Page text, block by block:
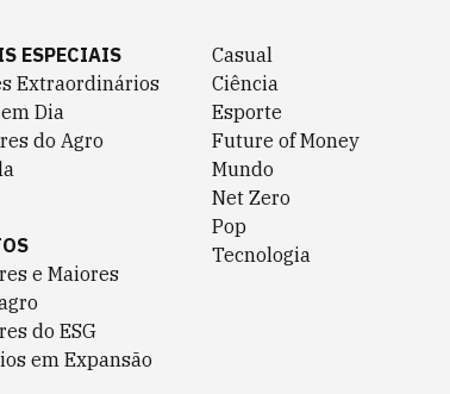
ESPECIAIS
Extraordinários
Dia
do Agro
e Maiores
do ESG
em Expansão
Casual
Ciência
Esporte
Future of Money
Mundo
Net Zero
Pop
Tecnologia